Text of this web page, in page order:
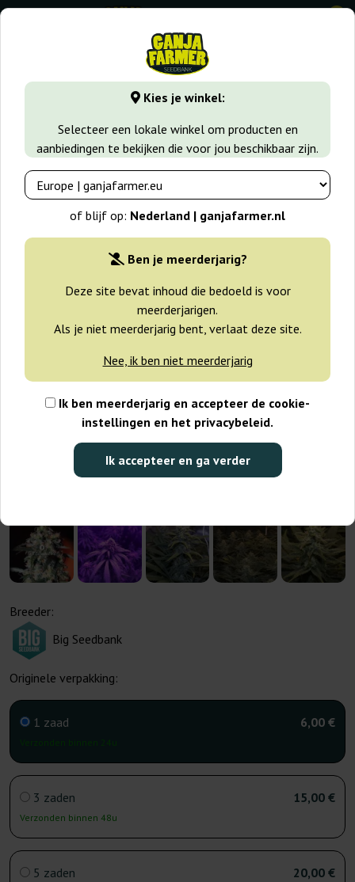
Kies je winkel:
Selecteer een lokale winkel om producten en
aanbiedingen te bekijken die voor jou beschikbaar zijn.
of blijf op: Nederland | ganjafarmer.nl
Ben je meerderjarig?
Deze site bevat inhoud die bedoeld is voor
meerderjarigen.
Als je niet meerderjarig bent, verlaat deze site.
Nee, ik ben niet meerderjarig
Ik ben meerderjarig en accepteer de cookie-
instellingen en het privacybeleid.
Ik accepteer en ga verder
0
GanjaFarmer.nl Zaadsoorten Gefeminiseerde Wietzaden
Breeder:
Big Seedbank
Originele verpakking:
1 zaad 6,00 €
3 zaden
Verzonden binnen 48u
15,00 €
5 zaden 20,00 €